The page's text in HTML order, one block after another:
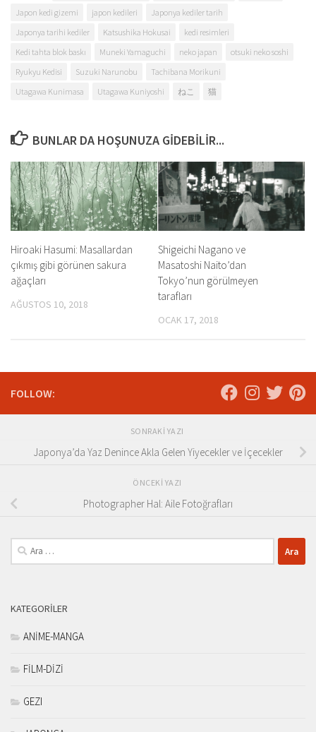
Japon kedi gizemi
japon kedileri
Japonya kediler tarih
Japonya tarihi kediler
Katsushika Hokusai
kedi resimleri
Kedi tahta blok baskı
Muneki Yamaguchi neko japan
otsuki neko soshi
Ryukyu Kedisi
Suzuki Narunobu
Tachibana Morikuni
Utagawa Kunimasa
Utagawa Kuniyoshi ねこ 猫
BUNLAR DA HOŞUNUZA GIDEBILIR...
Hiroaki Hasumi: Masallardan
çıkmış gibi görünen sakura
ağaçları
AĞUSTOS 10, 2018
Shigeichi Nagano ve
Masatoshi Naito’dan
Tokyo’nun görülmeyen
tarafları
OCAK 17, 2018
FOLLOW:
SONRAKI YAZI
Japonya’da Yaz Denince Akla Gelen Yiyecekler ve İçecekler
ÖNCEKI YAZI
Photographer Hal: Aile Fotoğrafları
Arama:
KATEGORILER
ANİME-MANGA
FİLM-DİZİ
GEZI